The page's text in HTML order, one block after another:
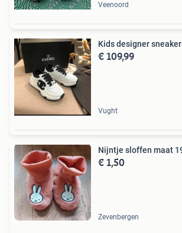
Veenoord
Kids designer
€ 109,99
Vught
Nijntje sloffen maat
€ 1,50
Zevenbergen